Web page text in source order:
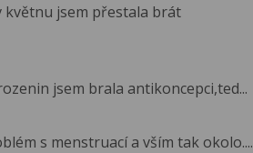
květnu jsem přestala brát
jsem brala antikoncepci,ted...
s menstruací a vším tak okolo....